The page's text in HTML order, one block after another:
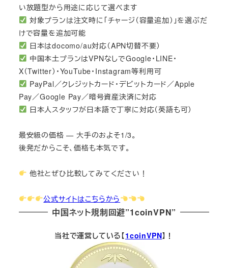
い放題型から用途に応じて選べます
対象プランは注文時に「チャージ（容量追加）」を選ぶだ
けで容量を追加可能
日本はdocomo/au対応（APN切替不要）
中国本土プランはVPNなしでGoogle・LINE・
X（Twitter）・YouTube・Instagram等利用可
PayPal／クレジットカード・デビットカード／Apple
Pay／Google Pay／暗号資産決済に対応
日本人スタッフが日本語で丁寧に対応（英語も可）
最安級の価格 — 大手のおよそ1/3。
後発だからこそ、価格も本気です。
他社とぜひ比較してみてください！
公式サイトはこちらから
中国ネット規制回避”1coinVPN”
当社で運営している【1coinVPN】！